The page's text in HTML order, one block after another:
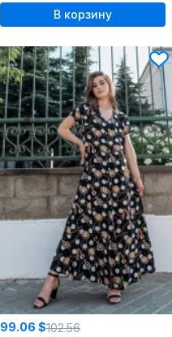
В корзину
99.06 $102.56